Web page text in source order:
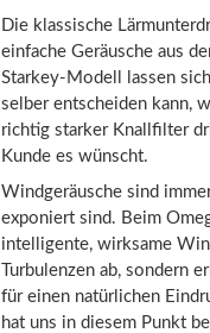
Die klassische
einfache Geräusche aus
Starkey-Modell lassen
selber entscheiden kann,
richtig starker Knallfilter
Kunde es wünscht.
Windgeräusche sind
exponiert sind. Beim
intelligente, wirksame
Turbulenzen ab, sondern
für einen natürlichen
hat uns in diesem Punkt